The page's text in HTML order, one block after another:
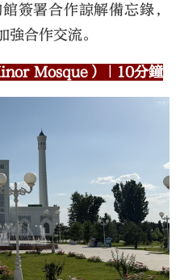
簽署合作諒解備忘錄，
合作交流。
Mosque）｜10分鐘